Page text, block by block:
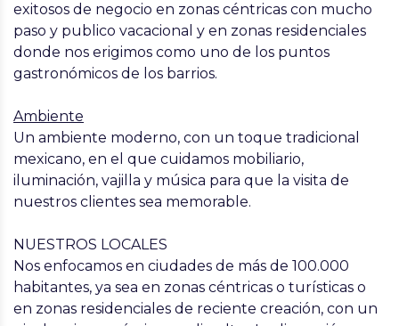
exitosos de negocio en zonas céntricas con mucho
paso y publico vacacional y en zonas residenciales
donde nos erigimos como uno de los puntos
gastronómicos de los barrios.
Ambiente
Un ambiente moderno, con un toque tradicional
mexicano, en el que cuidamos mobiliario,
iluminación, vajilla y música para que la visita de
nuestros clientes sea memorable.
NUESTROS LOCALES
Nos enfocamos en ciudades de más de 100.000
habitantes, ya sea en zonas céntricas o turísticas o
en zonas residenciales de reciente creación, con un